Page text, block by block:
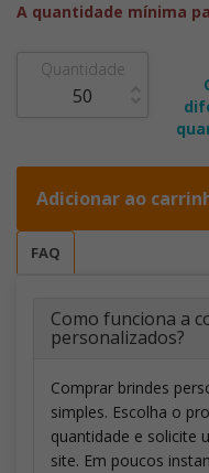
A quantidade mínima
Quantidade
Adicionar ao
FAQ
Como funciona a
personalizados?
Comprar brindes
simples. Escolha o
quantidade e solicite
site. Em poucos